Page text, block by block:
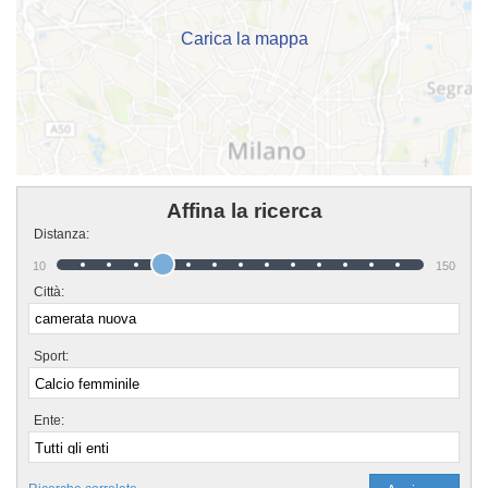
cliccando sul bottone "Contattaci" presente nella pagina.
Carica la mappa
Affina la ricerca
Distanza:
10 150
Città:
Sport:
Ente: